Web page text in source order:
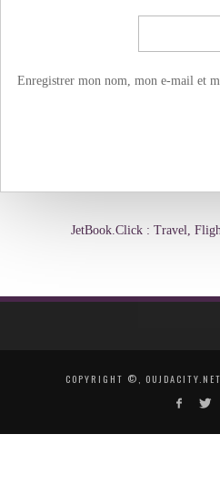
Enregistrer mon nom, mon e-mail et
JetBook.Click : Travel,
COPYRIGHT ©,